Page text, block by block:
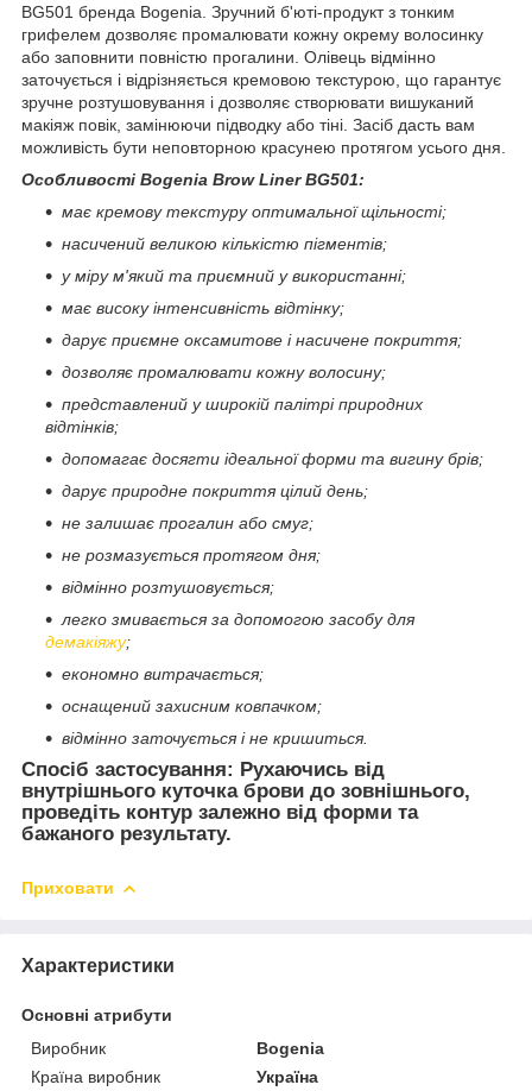
BG501 бренда Bogenia. Зручний б'юті-продукт з тонким
грифелем дозволяє промалювати кожну окрему волосинку
або заповнити повністю прогалини. Олівець відмінно
заточується і відрізняється кремовою текстурою, що гарантує
зручне розтушовування і дозволяє створювати вишуканий
макіяж повік, замінюючи підводку або тіні. Засіб дасть вам
можливість бути неповторною красунею протягом усього дня.
Особливості Bogenia Brow Liner BG501:
має кремову текстуру оптимальної щільності;
насичений великою кількістю пігментів;
у міру м'який та приємний у використанні;
має високу інтенсивність відтінку;
дарує приємне оксамитове і насичене покриття;
дозволяє промалювати кожну волосину;
представлений у широкій палітрі природних
відтінків;
допомагає досягти ідеальної форми та вигину брів;
дарує природне покриття цілий день;
не залишає прогалин або смуг;
не розмазується протягом дня;
відмінно розтушовується;
легко змивається за допомогою засобу для
демакіяжу;
економно витрачається;
оснащений захисним ковпачком;
відмінно заточується і не кришиться.
Спосіб застосування: Рухаючись від
внутрішнього куточка брови до зовнішнього,
проведіть контур залежно від форми та
бажаного результату.
Приховати
Характеристики
Основні атрибути
Виробник
Bogenia
Країна виробник
Україна